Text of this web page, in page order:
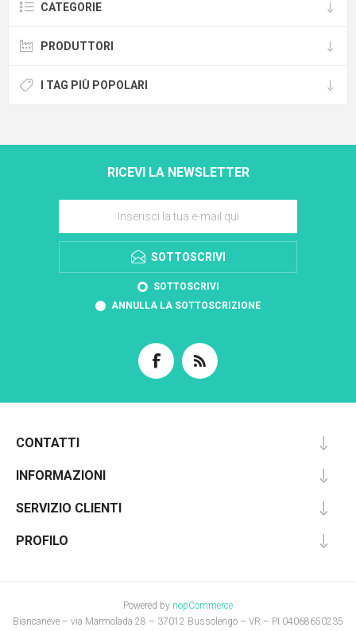
CATEGORIE
PRODUTTORI
I TAG PIÙ POPOLARI
RICEVI LA NEWSLETTER
SOTTOSCRIVI
SOTTOSCRIVI
ANNULLA LA SOTTOSCRIZIONE
CONTATTI
INFORMAZIONI
SERVIZIO CLIENTI
PROFILO
Powered by nopCommerce
Biancaneve – via Marmolada 28 – 37012 Bussolengo – VR – PI 04068650235